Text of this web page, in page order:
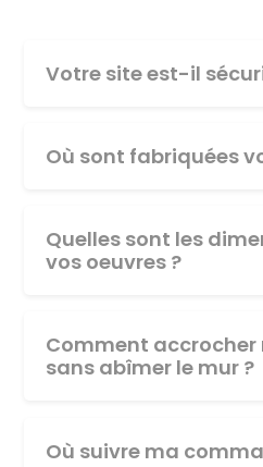
Votre site est-il
Où sont fabriquées
Quelles sont les
vos oeuvres ?
Comment accrocher
sans abîmer le mur ?
Où suivre ma